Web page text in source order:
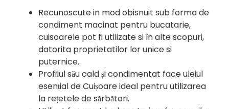
Recunoscute in mod obisnuit sub forma de
condiment macinat pentru bucatarie,
cuisoarele pot fi utilizate si în alte scopuri,
datorita proprietatilor lor unice si
puternice.
Profilul său cald și condimentat face uleiul
esențial de Cuișoare ideal pentru utilizarea
la rețetele de sărbători.